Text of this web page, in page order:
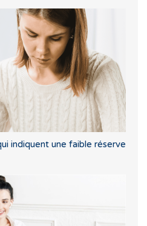
indiquent une faible réserve